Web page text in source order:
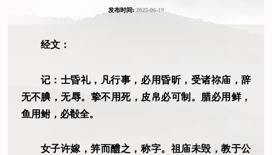
发布时间:2025-06-19
经文：
记：士昏礼，凡行事，必用昏昕，受诸祢庙，辞
无不腆，无辱。挚不用死，皮帛必可制。腊必用鲜，
鱼用鲋，必殽全。
女子许嫁，笄而醴之，称字。祖庙未毁，教于公